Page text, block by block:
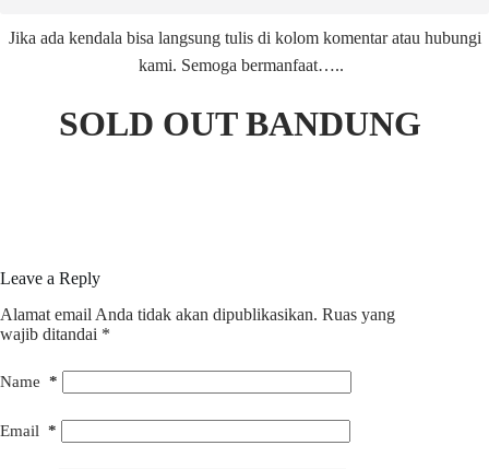
Jika ada kendala bisa langsung tulis di kolom komentar atau hubungi
kami. Semoga bermanfaat…..
SOLD OUT BANDUNG
Leave a Reply
Alamat email Anda tidak akan dipublikasikan. Ruas yang
wajib ditandai *
Name *
Email *